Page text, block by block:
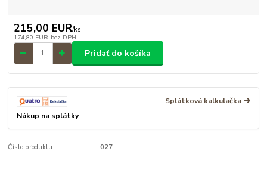
215,00 EUR/ks
174,80 EUR bez DPH
Pridať do košíka
Splátková kalkulačka
Nákup na splátky
Číslo produktu: 027